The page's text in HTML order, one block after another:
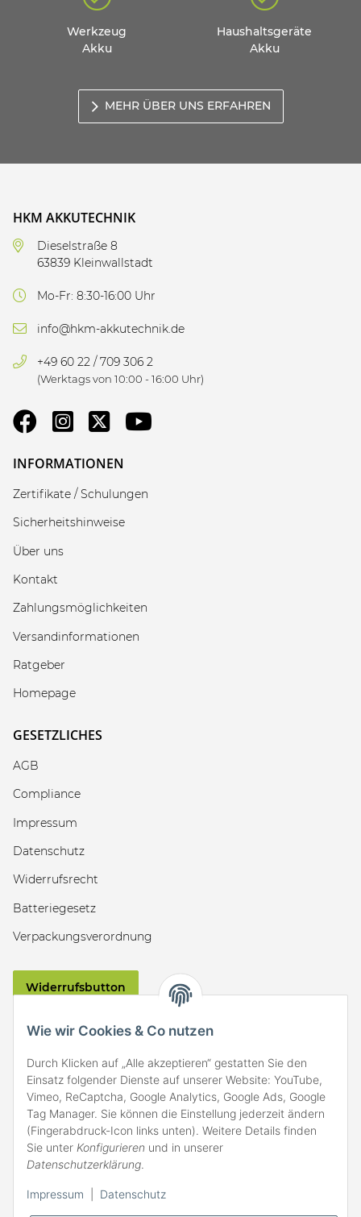
Wie wir Cookies & Co nutzen
Durch Klicken auf „Alle akzeptieren“ gestatten Sie den
Einsatz folgender Dienste auf unserer Website: YouTube,
Vimeo, ReCaptcha, Google Analytics, Google Ads, Google
Tag Manager. Sie können die Einstellung jederzeit ändern
(Fingerabdruck-Icon links unten). Weitere Details finden
Sie unter Konfigurieren und in unserer
Datenschutzerklärung.
Impressum Datenschutz
Werkzeug
Akku
Haushaltsgeräte
Akku
MEHR ÜBER UNS ERFAHREN
HKM AKKUTECHNIK
Dieselstraße 8
63839 Kleinwallstadt
Mo-Fr: 8:30-16:00 Uhr
info@hkm-akkutechnik.de
+49 60 22 / 709 306 2
(Werktags von 10:00 - 16:00 Uhr)
INFORMATIONEN
Zertifikate / Schulungen
Sicherheitshinweise
Über uns
Kontakt
Zahlungsmöglichkeiten
Versandinformationen
Ratgeber
Homepage
GESETZLICHES
AGB
Compliance
Impressum
Datenschutz
Widerrufsrecht
Batteriegesetz
Verpackungsverordnung
Widerrufsbutton
ZAHLARTEN